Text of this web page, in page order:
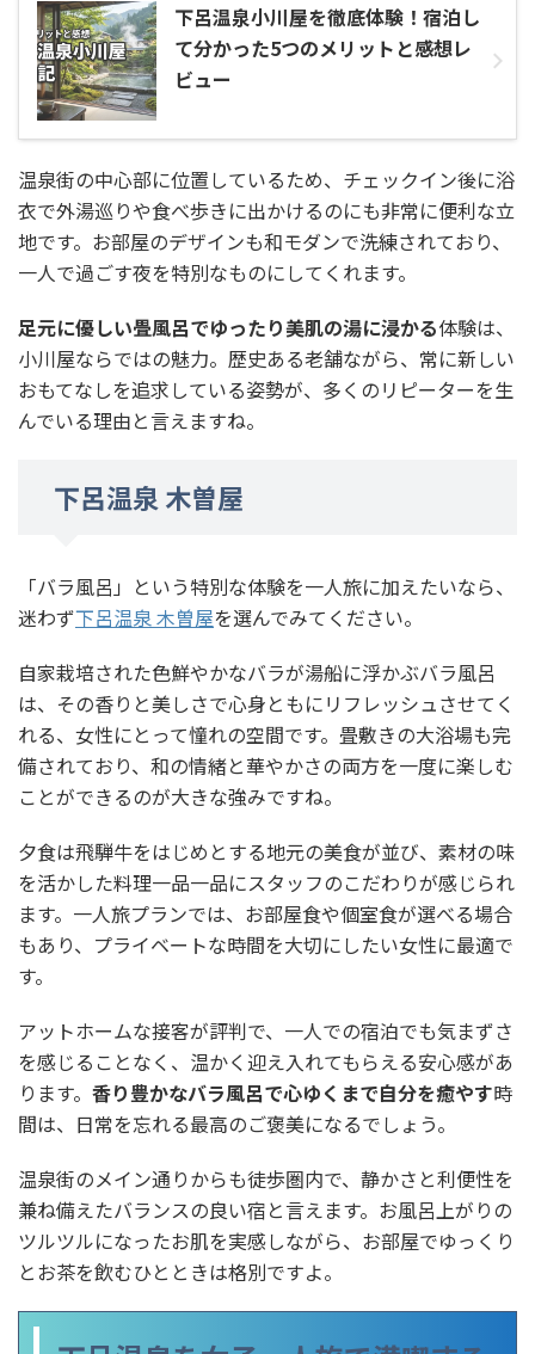
下呂温泉小川屋を徹底体験！宿泊し
て分かった5つのメリットと感想レ
ビュー
温泉街の中心部に位置しているため、チェックイン後に浴
衣で外湯巡りや食べ歩きに出かけるのにも非常に便利な立
地です。お部屋のデザインも和モダンで洗練されており、
一人で過ごす夜を特別なものにしてくれます。
足元に優しい畳風呂でゆったり美肌の湯に浸かる体験は、
小川屋ならではの魅力。歴史ある老舗ながら、常に新しい
おもてなしを追求している姿勢が、多くのリピーターを生
んでいる理由と言えますね。
下呂温泉 木曽屋
「バラ風呂」という特別な体験を一人旅に加えたいなら、
迷わず下呂温泉 木曽屋を選んでみてください。
自家栽培された色鮮やかなバラが湯船に浮かぶバラ風呂
は、その香りと美しさで心身ともにリフレッシュさせてく
れる、女性にとって憧れの空間です。畳敷きの大浴場も完
備されており、和の情緒と華やかさの両方を一度に楽しむ
ことができるのが大きな強みですね。
夕食は飛騨牛をはじめとする地元の美食が並び、素材の味
を活かした料理一品一品にスタッフのこだわりが感じられ
ます。一人旅プランでは、お部屋食や個室食が選べる場合
もあり、プライベートな時間を大切にしたい女性に最適で
す。
アットホームな接客が評判で、一人での宿泊でも気まずさ
を感じることなく、温かく迎え入れてもらえる安心感があ
ります。 香り豊かなバラ風呂で心ゆくまで自分を癒やす時
間は、日常を忘れる最高のご褒美になるでしょう。
温泉街のメイン通りからも徒歩圏内で、静かさと利便性を
兼ね備えたバランスの良い宿と言えます。お風呂上がりの
ツルツルになったお肌を実感しながら、お部屋でゆっくり
とお茶を飲むひとときは格別ですよ。